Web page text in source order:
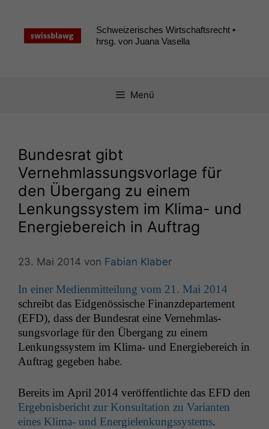
springen
Schweizerisches Wirtschaftsrecht •
hrsg. von Juana Vasella
Menü
Bundesrat gibt
Vernehmlassungsvorlage für
den Übergang zu einem
Lenkungssystem im Klima- und
Energiebereich in Auftrag
23. Mai 2014 von Fabian Klaber
In ein­er Medi­en­mit­teilung vom 21. Mai 2014
schreibt das Eid­genös­sis­che Finanzde­parte­ment
(EFD), dass der Bun­desrat eine Vernehm­las­
sungsvor­lage für den Über­gang zu einem
Lenkungssys­tem im Kli­ma- und Energiebere­ich in
Auf­trag gegeben habe.
Bere­its im April 2014 veröf­fentlichte das EFD den
Ergeb­nis­bericht zur Kon­sul­ta­tion zu Vari­anten
eines Kli­ma- und Energie­lenkungssys­tems.